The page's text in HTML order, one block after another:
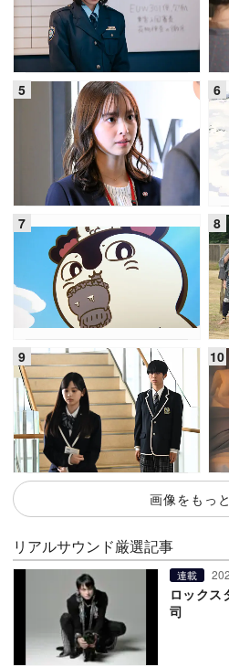
画像をもっ
リアルサウンド厳選記事
連載
ロックス
司